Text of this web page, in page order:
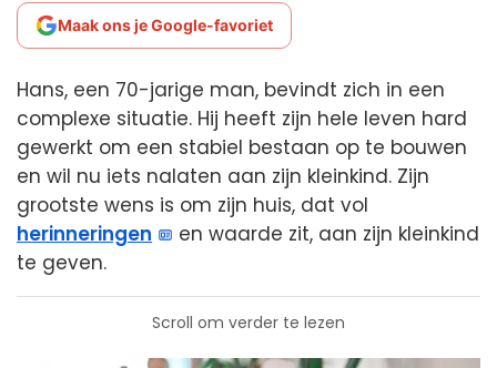
Maak ons je Google-favoriet
Hans, een 70-jarige man, bevindt zich in een
complexe situatie. Hij heeft zijn hele leven hard
gewerkt om een stabiel bestaan op te bouwen
en wil nu iets nalaten aan zijn kleinkind. Zijn
grootste wens is om zijn huis, dat vol
herinneringen
en waarde zit, aan zijn kleinkind
te geven.
Scroll om verder te lezen